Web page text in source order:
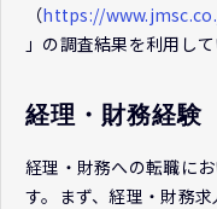
（https://
」の調査結果を利用して
経理・財務経験
経理・財務への転職に
す。まず、経理・財務